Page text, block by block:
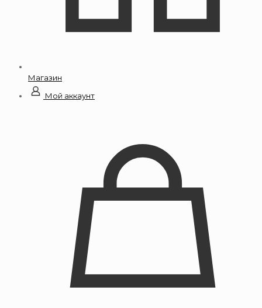
Магазин
Мой аккаунт